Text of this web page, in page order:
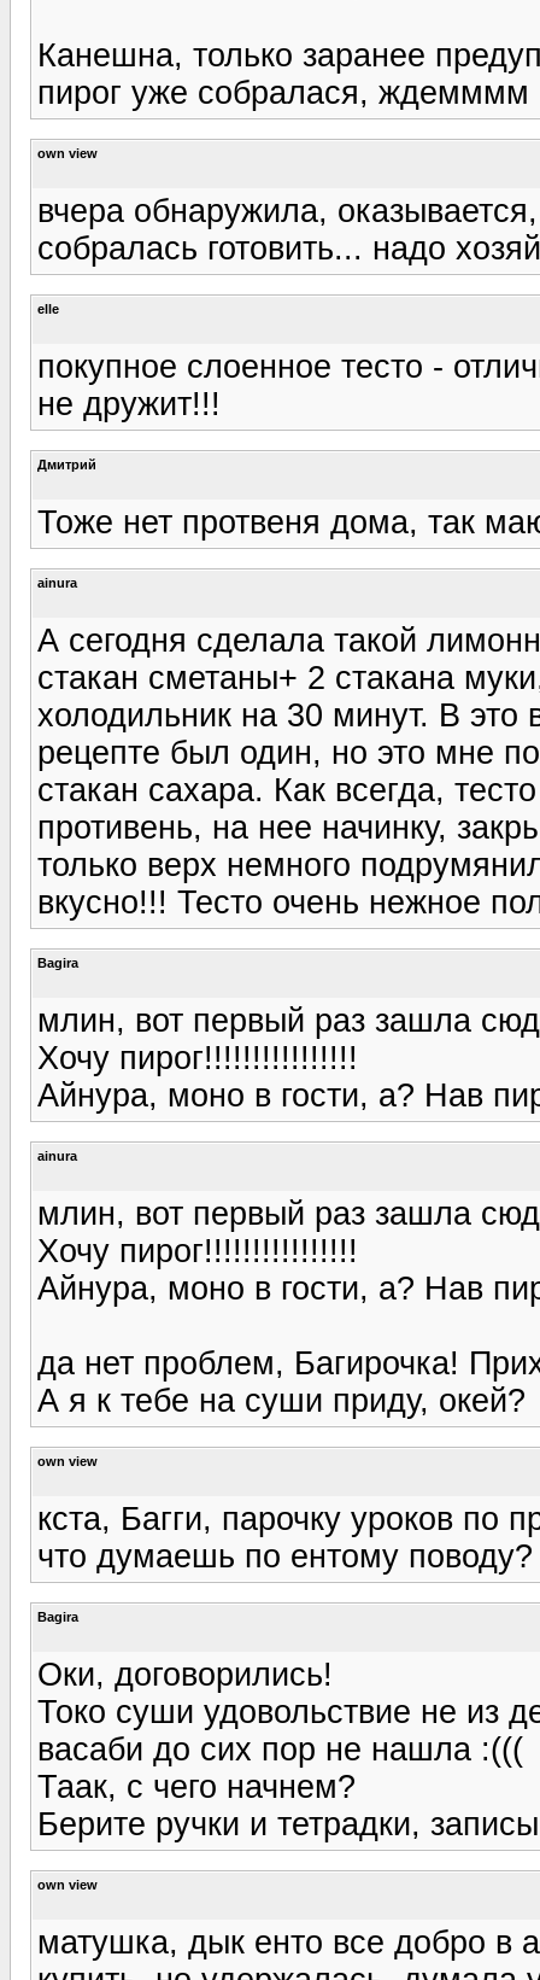
Канешна, только заранее
пирог уже собралася, ждемммм
own view
вчера обнаружила,
собралась готовить... надо
elle
покупное слоенное тесто -
не дружит!!!
Дмитрий
Тоже нет протвеня дома, так
ainura
А сегодня сделала такой
стакан сметаны+ 2 стакана
холодильник на 30 минут. В
рецепте был один, но это мне
стакан сахара. Как всегда,
противень, на нее начинку,
только верх немного
вкусно!!! Тесто очень нежное
Bagira
млин, вот первый раз зашла
Хочу пирог!!!!!!!!!!!!!!!!
Айнура, моно в гости, а? Нав
ainura
млин, вот первый раз зашла
Хочу пирог!!!!!!!!!!!!!!!!
Айнура, моно в гости, а? Нав
да нет проблем, Багирочка!
А я к тебе на суши приду, окей?
own view
кста, Багги, парочку уроков по
что думаешь по ентому
Bagira
Оки, договорились!
Токо суши удовольствие не из
васаби до сих пор не нашла :(((
Таак, с чего начнем?
Берите ручки и тетрадки,
own view
матушка, дык енто все добро в